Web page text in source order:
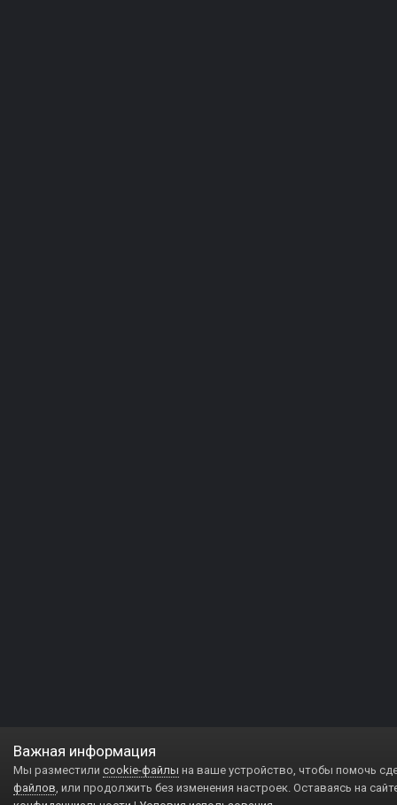
Важная информация
Мы разместили cookie-файлы на ваше устройство, чтобы помочь
файлов, или продолжить без изменения настроек. Оставаясь на